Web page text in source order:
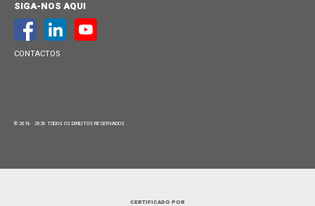
SIGA-NOS AQUI
CONTACTOS
© 2018 - 2026 TODOS OS DIREITOS RESERVADOS
CERTIFICADO POR